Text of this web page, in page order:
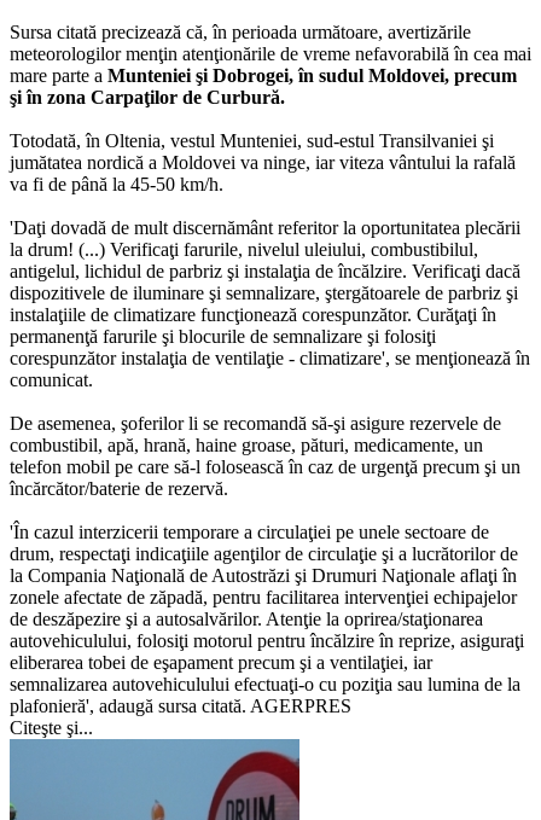
Sursa citată precizează că, în perioada următoare, avertizările
meteorologilor menţin atenţionările de vreme nefavorabilă în cea mai
mare parte a Munteniei şi Dobrogei, în sudul Moldovei, precum
şi în zona Carpaţilor de Curbură.
Totodată, în Oltenia, vestul Munteniei, sud-estul Transilvaniei şi
jumătatea nordică a Moldovei va ninge, iar viteza vântului la rafală
va fi de până la 45-50 km/h.
'Daţi dovadă de mult discernământ referitor la oportunitatea plecării
la drum! (...) Verificaţi farurile, nivelul uleiului, combustibilul,
antigelul, lichidul de parbriz şi instalaţia de încălzire. Verificaţi dacă
dispozitivele de iluminare şi semnalizare, ştergătoarele de parbriz şi
instalaţiile de climatizare funcţionează corespunzător. Curăţaţi în
permanenţă farurile şi blocurile de semnalizare şi folosiţi
corespunzător instalaţia de ventilaţie - climatizare', se menţionează în
comunicat.
De asemenea, şoferilor li se recomandă să-şi asigure rezervele de
combustibil, apă, hrană, haine groase, pături, medicamente, un
telefon mobil pe care să-l folosească în caz de urgenţă precum şi un
încărcător/baterie de rezervă.
'În cazul interzicerii temporare a circulaţiei pe unele sectoare de
drum, respectaţi indicaţiile agenţilor de circulaţie şi a lucrătorilor de
la Compania Naţională de Autostrăzi şi Drumuri Naţionale aflaţi în
zonele afectate de zăpadă, pentru facilitarea intervenţiei echipajelor
de deszăpezire şi a autosalvărilor. Atenţie la oprirea/staţionarea
autovehiculului, folosiţi motorul pentru încălzire în reprize, asiguraţi
eliberarea tobei de eşapament precum şi a ventilaţiei, iar
semnalizarea autovehiculului efectuaţi-o cu poziţia sau lumina de la
plafonieră', adaugă sursa citată. AGERPRES
Citeşte şi...